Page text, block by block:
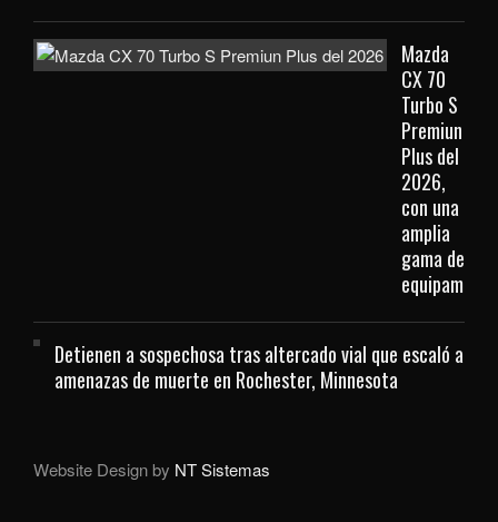
Mazda
CX 70
Turbo S
Premiun
Plus del
2026,
con una
amplia
gama de
Detienen a sospechosa tras altercado vial que escaló a
amenazas de muerte en Rochester, Minnesota
Website Design by NT Sistemas